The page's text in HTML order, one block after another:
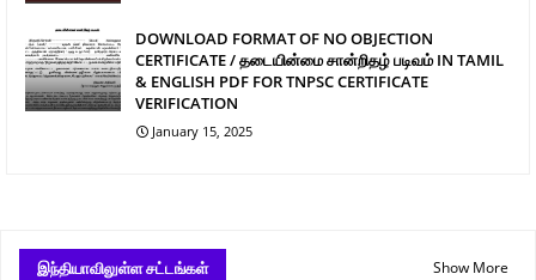
DOWNLOAD FORMAT OF NO OBJECTION
CERTIFICATE / தடையின்மை சான்றிதழ் படிவம் IN TAMIL
& ENGLISH PDF FOR TNPSC CERTIFICATE
VERIFICATION
January 15, 2025
இந்தியாவிலுள்ள சட்டங்கள் Show More